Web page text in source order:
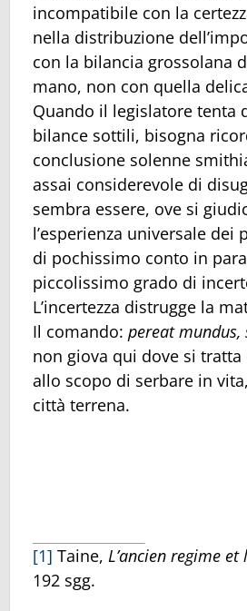
incompatibile con la
nella distribuzione
con la bilancia grossolana
mano, non con quella
Quando il legislatore tenta
bilance sottili, bisogna
conclusione solenne
assai considerevole di
sembra essere, ove si
l’esperienza universale dei
di pochissimo conto in
piccolissimo grado di
L’incertezza distrugge la
Il comando: pereat
non giova qui dove si
allo scopo di serbare in
città terrena.
[1] Taine, L’ancien regime
192 sgg.